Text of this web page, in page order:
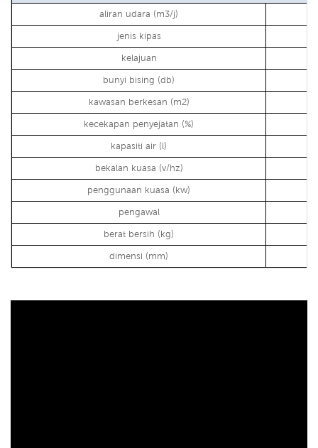
aliran udara (m3/j)
jenis kipas
kelajuan
bunyi bising (db)
kawasan berkesan (m2)
kecekapan penyejatan (%)
kapasiti air (l)
bekalan kuasa (v/hz)
penggunaan kuasa (kw)
pengawal
berat bersih (kg)
dimensi (mm)